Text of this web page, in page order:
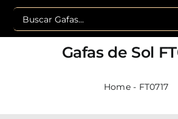
Buscar:
Gafas de Sol
Home- FT0717